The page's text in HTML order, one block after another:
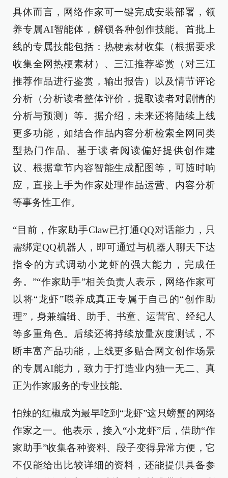
具体而言，网络作家可一键完成安装部署，领
养专属AI智能体，解锁各种创作技能。首批上
线的专属技能包括：热梗素材收集（根据要求
收集全网热梗素材）、三江推荐鉴赏（对三江
推荐作品进行鉴赏，输出报告）以及情节评论
分析（分析读者整体评价，提取读者对剧情的
分析与预测）等。据介绍，未来还将陆续上线
更多功能，如结合作品内容分析检索全网同类
型热门作品、基于读者阅读偏好提供创作建
议、根据章节内容智能生成配图等，可随时响
应，直接上手为作家处理作品运营、内容分析
等事务性工作。
“目前，作家助手Claw已打通QQ对话能力，只
需绑定QQ机器人，即可通过与机器人聊天下达
指令的方式调动小龙虾的强大能力，完成任
务。”“作家助手”相关负责人表示，网络作家可
以将“龙虾”喂养成真正专属于自己的“创作助
理”，身兼编辑、助手、书童、运营官、经纪人
等多重角色。后续还将持续放量灰度测试，不
断丰富产品功能，上线更多贴合网文创作场景
的专属AI能力，致力于打造业内独一无二、真
正为作家服务的专业技能。
怕辣的红椒成为最早吃到“龙虾”这只螃蟹的网络
作家之一。他表示，接入“小龙虾”后，借助“作
家助手”收集各种资料、段子变得异常方便，它
不仅能给出比较详细的资料，还能提供具备参